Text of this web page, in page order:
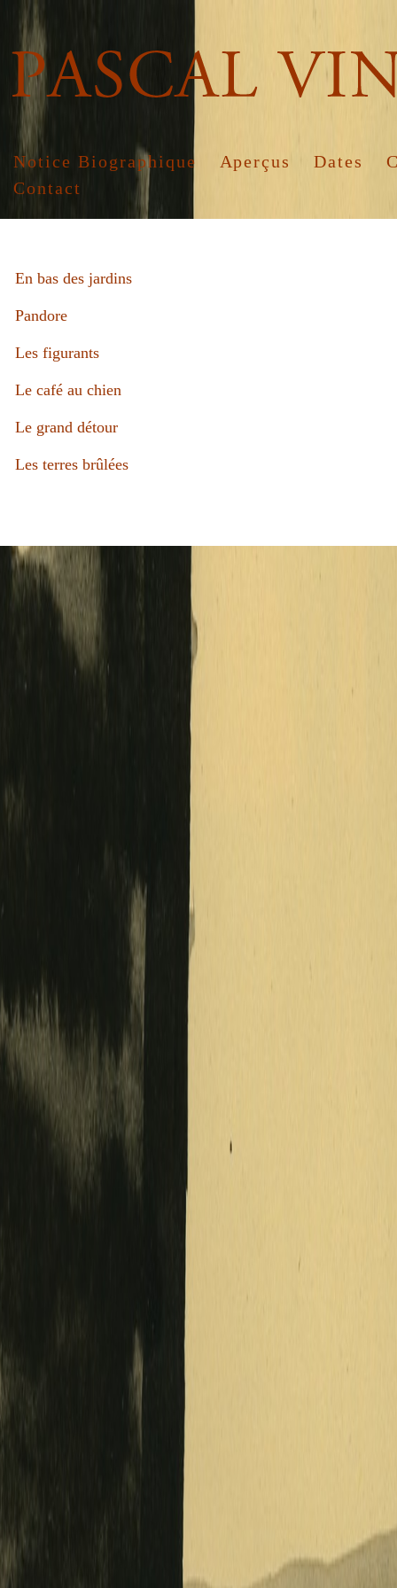
Notice Biographique Aperçus Dates
Contact
En bas des jardins
Pandore
Les figurants
Le café au chien
Le grand détour
Les terres brûlées